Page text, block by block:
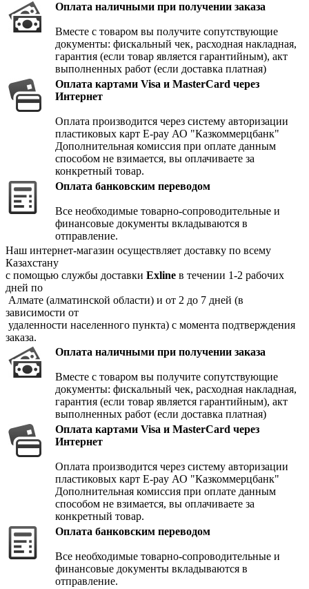
Оплата наличными при получении заказа
Вместе с товаром вы получите сопутствующие
документы: фискальный чек, расходная накладная,
гарантия (если товар является гарантийным), акт
выполненных работ (если доставка платная)
Оплата картами Visa и MasterCard через
Интернет
Оплата производится через систему авторизации
пластиковых карт E-pay АО "Казкоммерцбанк"
Дополнительная комиссия при оплате данным
способом не взимается, вы оплачиваете за
конкретный товар.
Оплата банковским переводом
Все необходимые товарно-сопроводительные и
финансовые документы вкладываются в
отправление.
Наш интернет-магазин осуществляет доставку по всему
Казахстану
с помощью службы доставки Exline в течении 1-2 рабочих
дней по
Алмате (алматинской области) и от 2 до 7 дней (в
зависимости от
удаленности населенного пункта) с момента подтверждения
заказа.
Оплата наличными при получении заказа
Вместе с товаром вы получите сопутствующие
документы: фискальный чек, расходная накладная,
гарантия (если товар является гарантийным), акт
выполненных работ (если доставка платная)
Оплата картами Visa и MasterCard через
Интернет
Оплата производится через систему авторизации
пластиковых карт E-pay АО "Казкоммерцбанк"
Дополнительная комиссия при оплате данным
способом не взимается, вы оплачиваете за
конкретный товар.
Оплата банковским переводом
Все необходимые товарно-сопроводительные и
финансовые документы вкладываются в
отправление.